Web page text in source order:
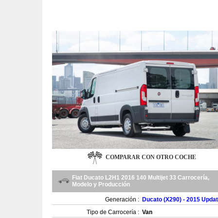
COMPARAR CON OTRO COCHE
Fiat Ducato L2H1 2016 140 Multijet 33 Carrocería,
Modelo y Producción
Generación : Ducato (X290) - 2015
Tipo de Carrocería : Van